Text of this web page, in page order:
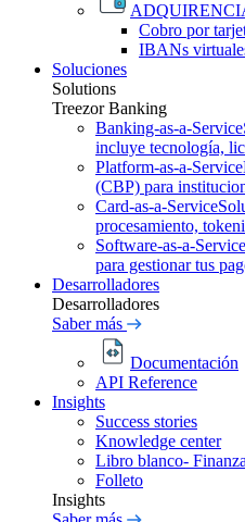
Cobro por
IBANs
Soluciones
Solutions
Treezor Banking
Banking-as-a-Service
incluye tecnología,
Platform-as-a-Service
(CBP) para
Card-as-a-Service
procesamiento,
Software-as-a-Service
para gestionar tus
Desarrolladores
Desarrolladores
Saber más
Documentación
API Reference
Insights
Success stories
Knowledge center
Libro blanco-
Folleto
Insights